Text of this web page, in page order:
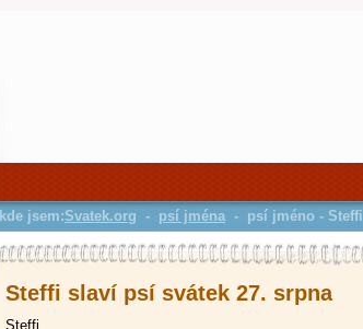
Steffi slaví psí svátek 27. srpna
Steffi
kde jsem:Svatek.org - psí jména - psí jméno - Steffi